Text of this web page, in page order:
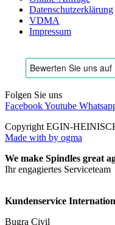
Datenschutzerklärung
VDMA
Impressum
Folgen Sie uns
FacebookYoutube
Copyright EGIN-
Made with by ogma
We make Spindles great
Ihr engagiertes Serviceteam
Kundenservice
Bugra Civil